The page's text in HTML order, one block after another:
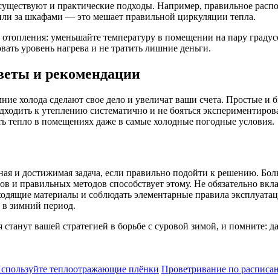
и практические подходы. Например, правильное
за шкафами — это мешает правильной циркуляции тепла.
уменьшайте температуру в помещении на пару
уровень нагрева и не тратить лишние деньги.
и рекомендации
холода сделают свое дело и увеличат ваши счета. Простые
к утеплению систематично и не бояться
тепло в помещениях даже в самые холодные погодные условия.
и достижимая задача, если правильно подойти к решению.
и правильных методов способствует этому. Не обязательно
материалы и соблюдать элементарные правила
зимний период.
станут вашей стратегией в борьбе с суровой зимой, и
теплоотражающие плёнки Проветривание по